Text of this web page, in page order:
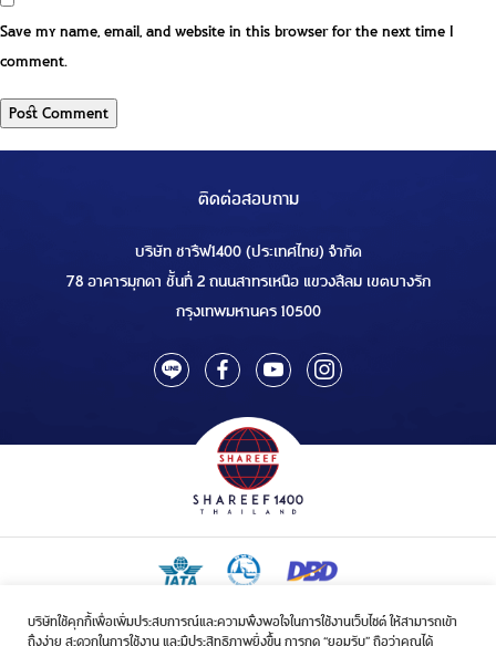
บริษัทใช้คุกกี้เพื่อเพิ่มประสบการณ์และความพึงพอใจในการใช้งานเว็บไซต์ ให้สามารถเข้า
ถึงง่าย สะดวกในการใช้งาน และมีประสิทธิภาพยิ่งขึ้น การกด “ยอมรับ” ถือว่าคุณได้
Save my name, email, and website in this browser for the next time I
comment.
ติดต่อสอบถาม
บริษัท ชารีฟ1400 (ประเทศไทย) จำกัด
78 อาคารมุกดา ชั้นที่ 2 ถนนสาทรเหนือ แขวงสีลม เขตบางรัก
กรุงเทพมหานคร 10500
ใบอนุญาตเป็นผู้ประกอบกิจการรับจัดบริการขนส่งในกิจการฮัจย์เลขที่ 1/2568